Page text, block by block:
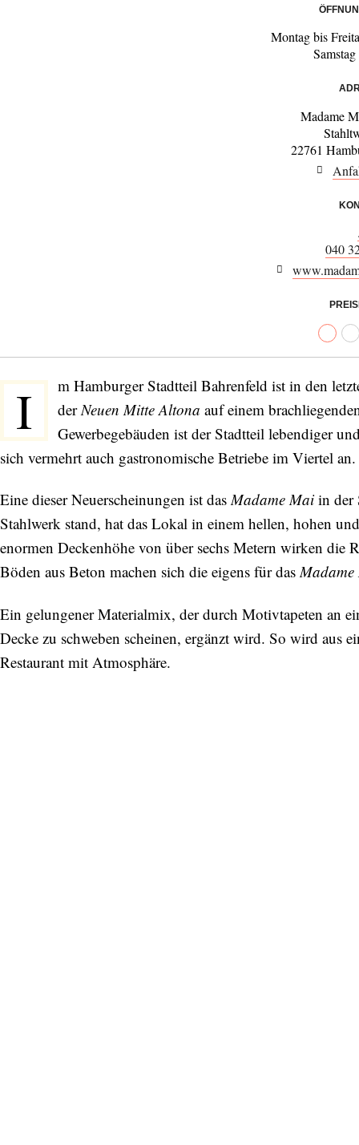
Montag bis
Madame
22761
040
I
m Hamburger Stadtteil Bahrenfeld ist in den
der Neuen Mitte Altona auf einem
Gewerbegebäuden ist der Stadtteil lebendiger
sich vermehrt auch gastronomische Betriebe im Viertel an.
Eine dieser Neuerscheinungen ist dasMadame Mai in der
Stahlwerk stand, hat das Lokal in einem hellen, hohen
enormen Deckenhöhe von über sechs Metern wirken
Böden aus Beton machen sich die eigens für das
Ein gelungener Materialmix, der durch Motivtapeten an
Decke zu schweben scheinen, ergänzt wird. So wird aus
Restaurant mit Atmosphäre.